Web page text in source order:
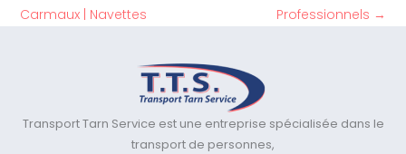
Carmaux | Navettes
Professionnels →
Transport Tarn Service est une entreprise spécialisée dans le
transport de personnes,